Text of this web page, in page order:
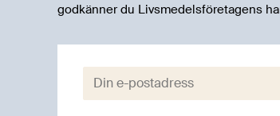
godkänner du Livsmedelsföretagens
E-post: